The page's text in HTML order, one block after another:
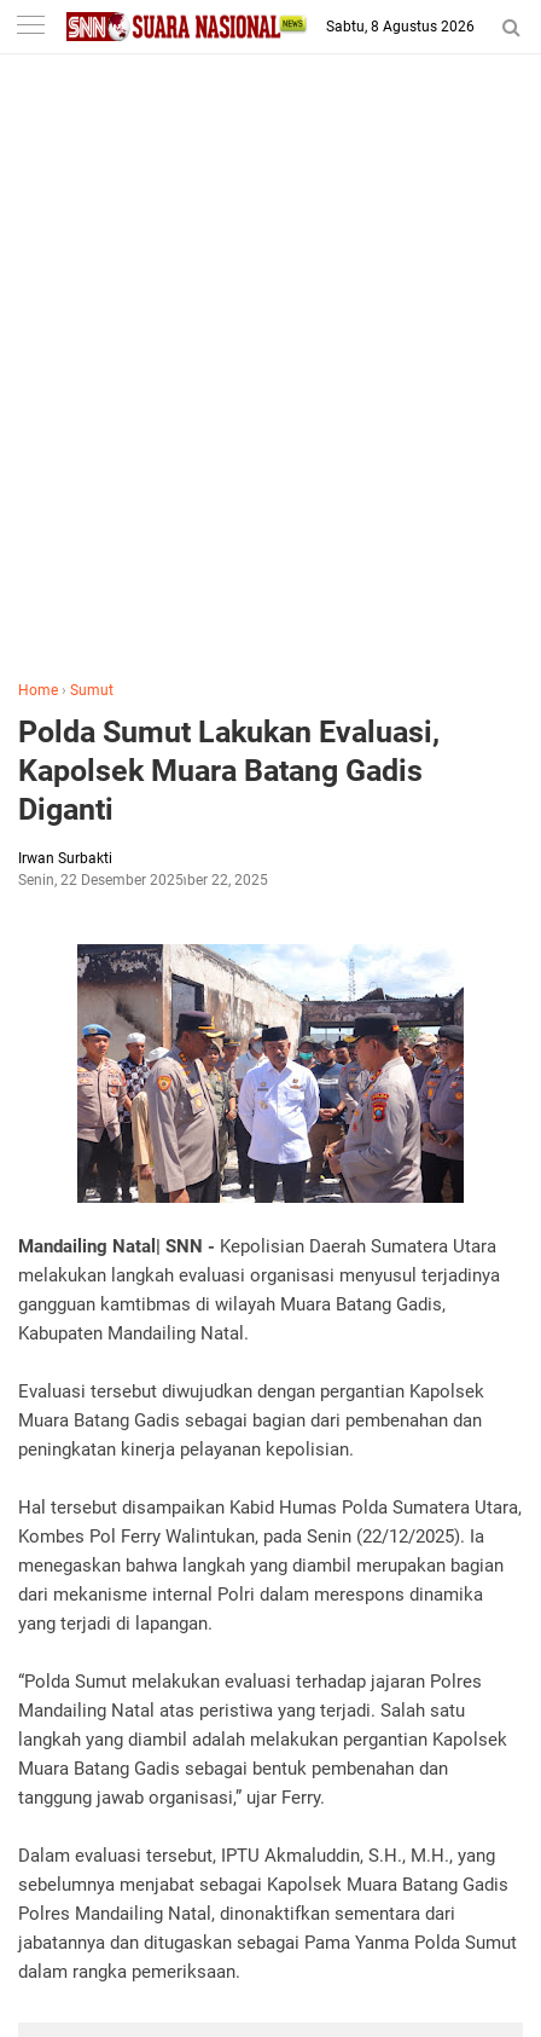
-->
Sabtu, 8 Agustus 2026
Home › Sumut
Polda Sumut Lakukan Evaluasi,
Kapolsek Muara Batang Gadis
Diganti
Irwan Surbakti
Senin, 22 Desember 2025Desember 22, 2025
Mandailing Natal| SNN - Kepolisian Daerah Sumatera Utara
melakukan langkah evaluasi organisasi menyusul terjadinya
gangguan kamtibmas di wilayah Muara Batang Gadis,
Kabupaten Mandailing Natal.
Evaluasi tersebut diwujudkan dengan pergantian Kapolsek
Muara Batang Gadis sebagai bagian dari pembenahan dan
peningkatan kinerja pelayanan kepolisian.
Hal tersebut disampaikan Kabid Humas Polda Sumatera Utara,
Kombes Pol Ferry Walintukan, pada Senin (22/12/2025). Ia
menegaskan bahwa langkah yang diambil merupakan bagian
dari mekanisme internal Polri dalam merespons dinamika
yang terjadi di lapangan.
“Polda Sumut melakukan evaluasi terhadap jajaran Polres
Mandailing Natal atas peristiwa yang terjadi. Salah satu
langkah yang diambil adalah melakukan pergantian Kapolsek
Muara Batang Gadis sebagai bentuk pembenahan dan
tanggung jawab organisasi,” ujar Ferry.
Dalam evaluasi tersebut, IPTU Akmaluddin, S.H., M.H., yang
sebelumnya menjabat sebagai Kapolsek Muara Batang Gadis
Polres Mandailing Natal, dinonaktifkan sementara dari
jabatannya dan ditugaskan sebagai Pama Yanma Polda Sumut
dalam rangka pemeriksaan.